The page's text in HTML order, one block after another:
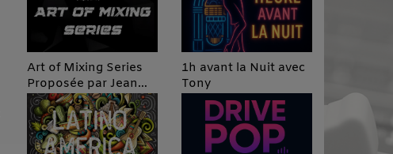
1h avant la Nuit avec
Tony
Podcast Infos